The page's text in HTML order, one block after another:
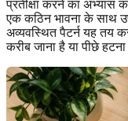
प्रतीक्षा करने का अभ्यास
एक कठिन भावना के साथ
अव्यवस्थित पैटर्न यह तय
करीब जाना है या पीछे